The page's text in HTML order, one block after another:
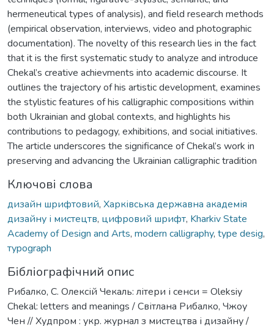
hermeneutical types of analysis), and field research methods
(empirical observation, interviews, video and photographic
documentation). The novelty of this research lies in the fact
that it is the first systematic study to analyze and introduce
Chekal’s creative achievments into academic discourse. It
outlines the trajectory of his artistic development, examines
the stylistic features of his calligraphic compositions within
both Ukrainian and global contexts, and highlights his
contributions to pedagogy, exhibitions, and social initiatives.
The article underscores the significance of Chekal’s work in
preserving and advancing the Ukrainian calligraphic tradition
Ключові слова
дизайн шрифтовий, Харківська державна академія
дизайну і мистецтв, цифровий шрифт, Kharkiv State
Academy of Design and Arts, modern calligraphy, type desig,
тypograph
Бібліографічний опис
Рибалко, С. Олексій Чекаль: літери і сенси = Oleksiy
Chekal: letters and meanings / Світлана Рибалко, Чжоу
Чен // Худпром : укр. журнал з мистецтва і дизайну /